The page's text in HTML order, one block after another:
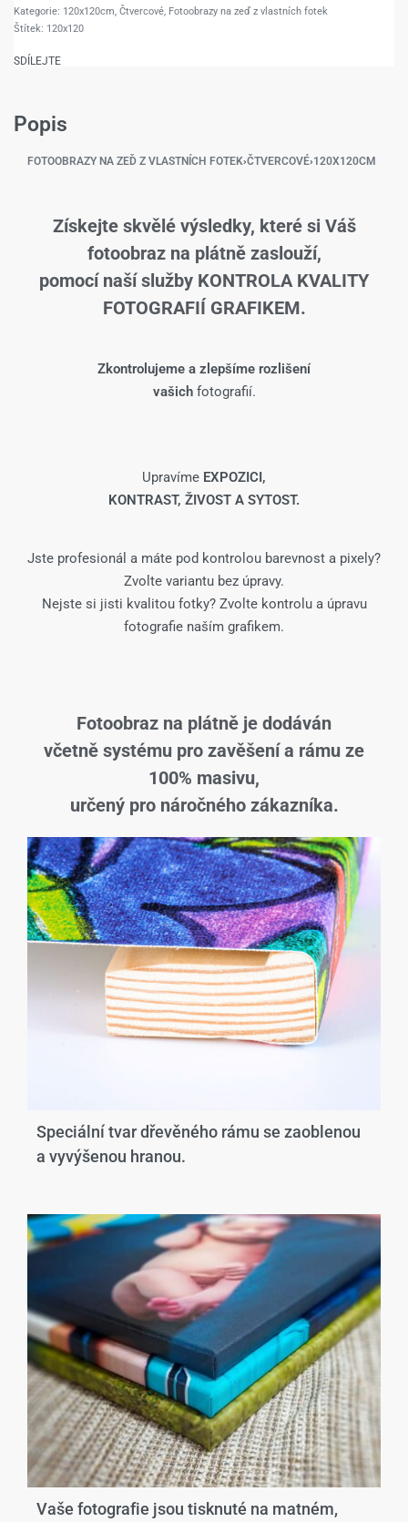
Kategorie: 120x120cm, Čtvercové, Fotoobrazy na zeď z vlastních fotek
Štítek: 120x120
SDÍLEJTE
Popis
FOTOOBRAZY NA ZEĎ Z VLASTNÍCH FOTEK›ČTVERCOVÉ›120X120CM
Získejte skvělé výsledky, které si Váš
fotoobraz na plátně zaslouží,
pomocí naší služby KONTROLA KVALITY
FOTOGRAFIÍ GRAFIKEM.
Zkontrolujeme a zlepšíme rozlišení
vašich fotografií.
Upravíme EXPOZICI,
KONTRAST, ŽIVOST A SYTOST.
Jste profesionál a máte pod kontrolou barevnost a pixely?
Zvolte variantu bez úpravy.
Nejste si jisti kvalitou fotky? Zvolte kontrolu a úpravu
fotografie naším grafikem.
Fotoobraz na plátně je dodáván
včetně systému pro zavěšení a rámu ze
100% masivu,
určený pro náročného zákazníka.
Speciální tvar dřevěného rámu se zaoblenou
a vyvýšenou hranou.​
Vaše fotografie jsou tisknuté na matném,